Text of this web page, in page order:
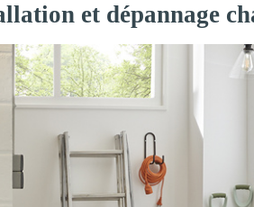
et dépannage